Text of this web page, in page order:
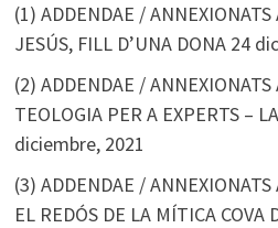
(1) ADDENDAE /
JESÚS, FILL D’UNA DONA 24
(2) ADDENDAE /
TEOLOGIA PER A EXPERTS –
diciembre, 2021
(3) ADDENDAE /
EL REDÓS DE LA MÍTICA COVA